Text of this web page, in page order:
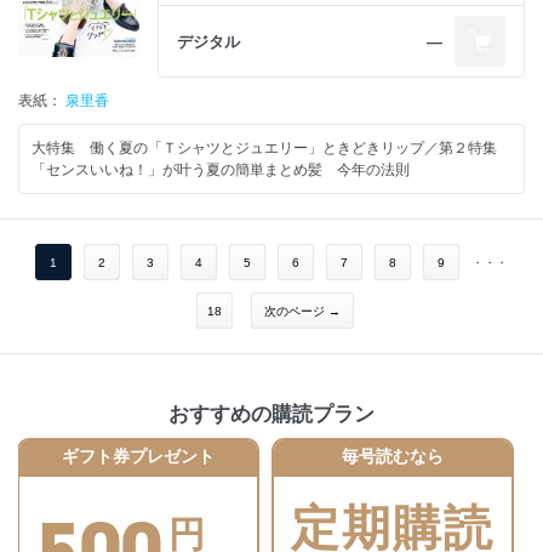
デジタル ―
表紙： 泉里香
大特集 働く夏の「Ｔシャツとジュエリー」ときどきリップ／第２特集
「センスいいね！」が叶う夏の簡単まとめ髪 今年の法則
1 2 3 4 5 6 7 8 9 ・・・
18 次のページ →
おすすめの購読プラン
ギフト券プレゼント
円
毎号読むなら
定期購読